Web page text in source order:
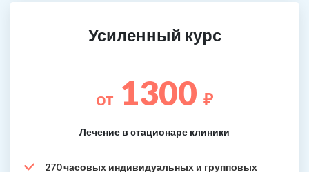
Усиленный курс
от 1300 ₽
Лечение в стационаре клиники
270 часовых индивидуальных и групповых